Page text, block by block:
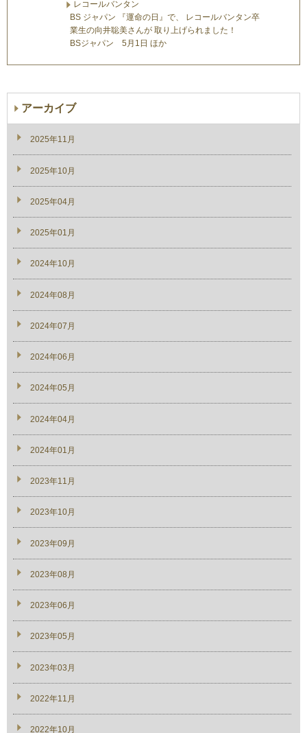
レコールバンタン
BS ジャパン 『運命の日』で、 レコールバンタン卒
業生の向井聡美さんが 取り上げられました！
BSジャパン 5月1日 ほか
アーカイブ
2025年11月
2025年10月
2025年04月
2025年01月
2024年10月
2024年08月
2024年07月
2024年06月
2024年05月
2024年04月
2024年01月
2023年11月
2023年10月
2023年09月
2023年08月
2023年06月
2023年05月
2023年03月
2022年11月
2022年10月